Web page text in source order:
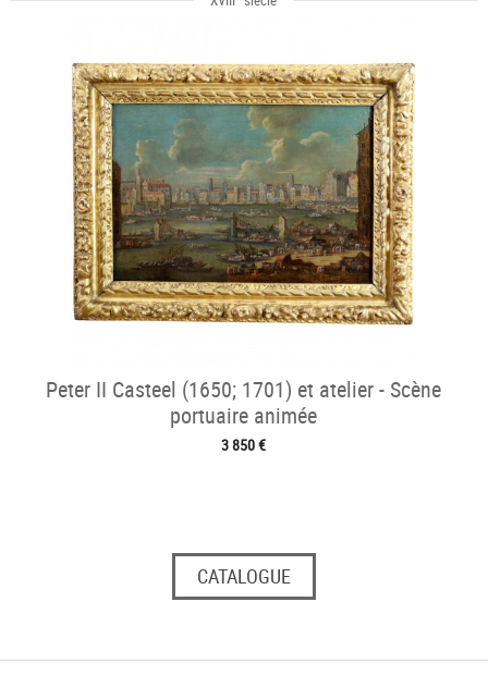
Peter II Casteel (1650; 1701) et atelier - Scène
portuaire animée
3 850 €
CATALOGUE